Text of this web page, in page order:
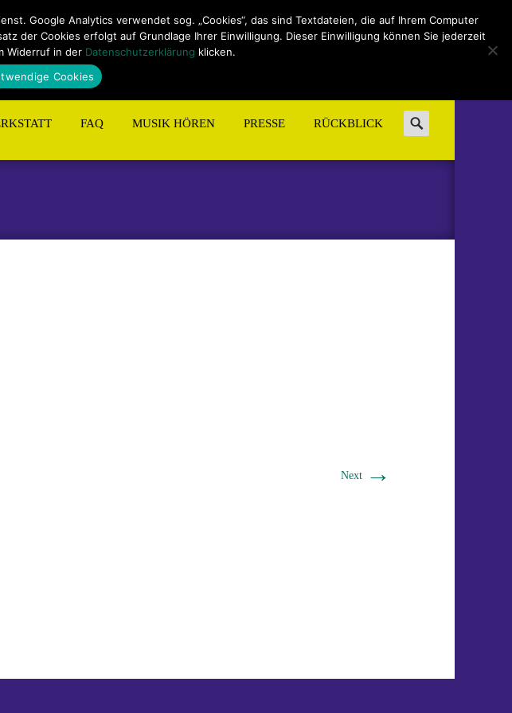
FAQ MUSIK HÖREN PRESSE RÜCKBLICK
Search
for:
Next →
Google Analytics verwendet sog. „Cookies“, das sind Textdateien, die auf Ihrem Computer
der Cookies erfolgt auf Grundlage Ihrer Einwilligung. Dieser Einwilligung können Sie jederzeit
Widerruf in der Datenschutzerklärung klicken.
Cookies